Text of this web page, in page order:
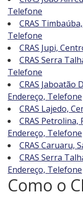
Telefone
CRAS
Telefone
CRAS Jupi,
CRAS Serra
Telefone
CRAS Jaboatão
Endereço, Telefone
CRAS Lajedo,
CRAS Petrolina,
Endereço, Telefone
CRAS Caruaru,
CRAS Serra
Endereço, Telefone
Como o